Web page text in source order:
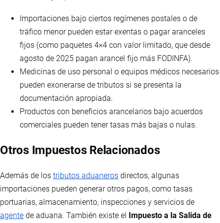
Importaciones bajo ciertos regímenes postales o de
tráfico menor pueden estar exentas o pagar aranceles
fijos (como paquetes 4×4 con valor limitado, que desde
agosto de 2025 pagan arancel fijo más FODINFA).
Medicinas de uso personal o equipos médicos necesarios
pueden exonerarse de tributos si se presenta la
documentación apropiada.
Productos con beneficios arancelarios bajo acuerdos
comerciales pueden tener tasas más bajas o nulas.
Otros Impuestos Relacionados
Además de los tributos aduaneros directos, algunas
importaciones pueden generar otros pagos, como tasas
portuarias, almacenamiento, inspecciones y servicios de
agente de aduana. También existe el Impuesto a la Salida de